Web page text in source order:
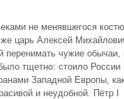
не менявшегося
царь Алексей
чужие обычаи,
тщетно: стоило России
Западной Европы,
и неудобной. Пётр I